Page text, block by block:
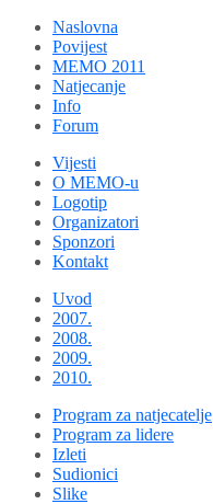
Naslovna
Povijest
MEMO 2011
Natjecanje
Info
Forum
Vijesti
O MEMO-u
Logotip
Organizatori
Sponzori
Kontakt
Uvod
2007.
2008.
2009.
2010.
Program za natjecatelje
Program za lidere
Izleti
Sudionici
Slike